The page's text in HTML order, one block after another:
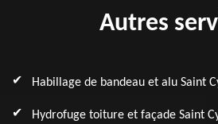
Autres
Habillage de bandeau et alu Saint
Hydrofuge toiture et façade Saint